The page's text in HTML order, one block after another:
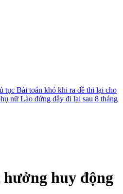
tục Bài toán khó khi ra đề thi lại cho
nữ Lào đứng dậy đi lại sau 8 tháng
huy động